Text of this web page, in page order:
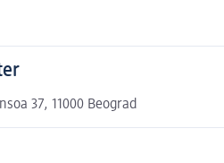
37, 11000 Beograd